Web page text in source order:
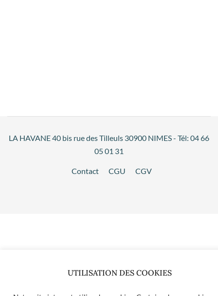
LA HAVANE 40 bis rue des Tilleuls 30900 NIMES - Tél: 04 66
05 01 31
Contact CGU CGV
UTILISATION DES COOKIES